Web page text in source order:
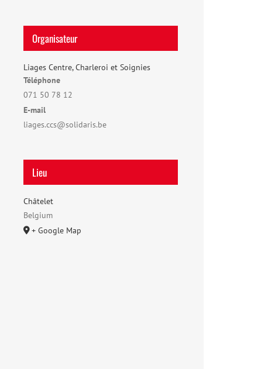
Organisateur
Liages Centre, Charleroi et Soignies
Téléphone
071 50 78 12
E-mail
liages.ccs@solidaris.be
Lieu
Châtelet
Belgium
+ Google Map